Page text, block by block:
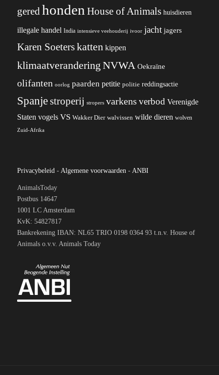
geredhonden House of Animals huisdieren
illegale handel India intensieve veehouderij ivoor jacht jagers
Karen Soeterskatten kippen
klimaatverandering NVWA Oekraïne
olifanten oorlog paarden petitie politie reddingsactie
Spanjestroperij stropers varkens verbod Verenigde
Staten vogels VS Wakker Dier walvissen wilde dieren wolven
Zuid-Afrika
Privacybeleid - Algemene voorwaarden - ANBI
AnimalsToday
Postbus 14647
1001 LC Amsterdam
KvK: 54827817
Bankrekening IBAN: NL65 TRIO 0198 0364 93 t.n.v. House of
Animals o.v.v. Animals Today